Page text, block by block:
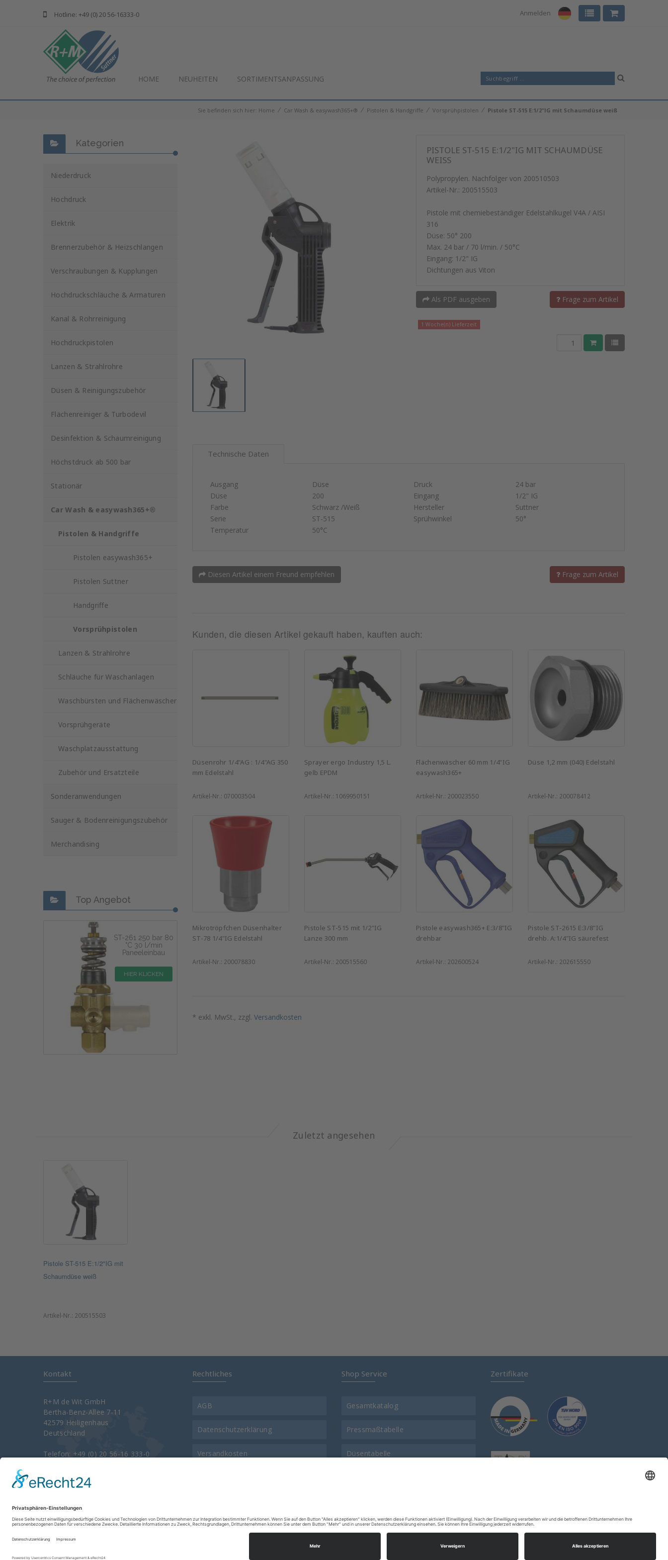
Anmelden
Hotline: +49 (0) 20 56-16333-0
HOME NEUHEITEN SORTIMENTSANPASSUNG
Sie befinden sich hier: Home ⁄ Car Wash & easywash365+® ⁄ Pistolen & Handgriffe ⁄ Vorsprühpistolen ⁄ Pistole ST-515 E:1/2"IG mit Schaumdüse weiß
Kategorien
Niederdruck
Hochdruck
Elektrik
Brennerzubehör & Heizschlangen
Verschraubungen & Kupplungen
Hochdruckschläuche & Armaturen
Kanal & Rohrreinigung
Hochdruckpistolen
Lanzen & Strahlrohre
Düsen & Reinigungszubehör
Flächenreiniger & Turbodevil
Desinfektion & Schaumreinigung
Höchstdruck ab 500 bar
Stationär
Car Wash & easywash365+®
Pistolen & Handgriffe
Pistolen easywash365+
Pistolen Suttner
Handgriffe
Vorsprühpistolen
Lanzen & Strahlrohre
Schläuche für Waschanlagen
Waschbürsten und Flächenwäscher
Vorsprühgeräte
Waschplatzausstattung
Zubehör und Ersatzteile
Sonderanwendungen
Sauger & Bodenreinigungszubehör
Merchandising
Top Angebot
ST-261 250 bar 80
°C 30 l/min
Paneeleinbau
HIER KLICKEN
PISTOLE ST-515 E:1/2"IG MIT SCHAUMDÜSE
WEISS
Polypropylen. Nachfolger von 200510503
Artikel-Nr.: 200515503
Pistole mit chemiebeständiger Edelstahlkugel V4A / AISI
316
Düse: 50° 200
Max. 24 bar / 70 l/min. / 50°C
Eingang: 1/2" IG
Dichtungen aus Viton
Als PDF ausgeben Frage zum Artikel
1 Woche(n) Lieferzeit
Technische Daten
Ausgang Düse Druck
24 bar
Düse
200 Eingang
1/2" IG
Farbe
Schwarz /Weiß Hersteller
Suttner
Serie
ST-515 Sprühwinkel
50°
Temperatur
50°C
Diesen Artikel einem Freund empfehlen Frage zum Artikel
Kunden, die diesen Artikel gekauft haben, kauften auch:
Düsenrohr 1/4"AG : 1/4"AG 350
mm Edelstahl
Artikel-Nr.: 070003504
Sprayer ergo Industry 1,5 L.
gelb EPDM
Artikel-Nr.: 1069950151
Flächenwäscher 60 mm 1/4"IG
easywash365+
Artikel-Nr.: 200023550
Düse 1,2 mm (040) Edelstahl
Artikel-Nr.: 200078412
Mikrotröpfchen Düsenhalter
ST-78 1/4"IG Edelstahl
Artikel-Nr.: 200078830
Pistole ST-515 mit 1/2"IG
Lanze 300 mm
Artikel-Nr.: 200515560
Pistole easywash365+ E:3/8"IG
drehbar
Artikel-Nr.: 202600524
Pistole ST-2615 E:3/8"IG
drehb. A:1/4"IG säurefest
Artikel-Nr.: 202615550
* exkl. MwSt., zzgl. Versandkosten
Zuletzt angesehen
Pistole ST-515 E:1/2"IG mit
Schaumdüse weiß
Artikel-Nr.: 200515503
Kontakt
R+M de Wit GmbH
Bertha-Benz-Allee 7-11
42579 Heiligenhaus
Deutschland
Telefon: +49 (0) 20 56-16 333-0
e-Mail:
info@rm-suttner.com
Homepage:www.rm-suttner.com
Rechtliches
AGB
Datenschutzerklärung
Versandkosten
Impressum
Shop Service
Gesamtkatalog
Pressmaßtabelle
Düsentabelle
FAQ
Zertifikate